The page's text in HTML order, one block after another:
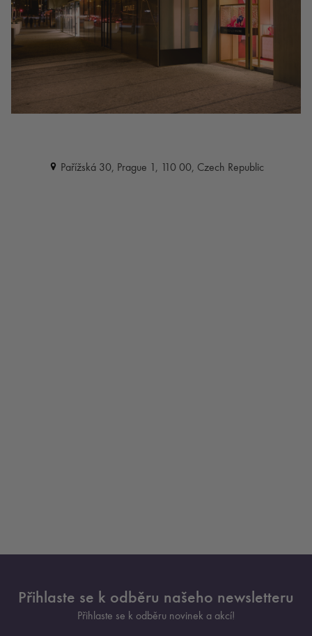
Pařížská 30, Prague 1, 110 00, Czech Republic
Přihlaste se k odběru našeho newsletteru
Přihlaste se k odběru novinek a akcí!